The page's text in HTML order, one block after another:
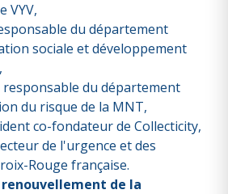
VYV,
du département
sociale et développement
du département
du risque de la MNT,
co-fondateur de Collecticity,
de l'urgence et des
Rouge française.
renouvellement de la